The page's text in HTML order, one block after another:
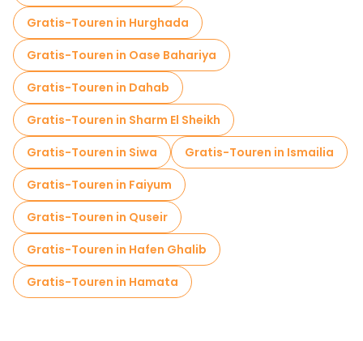
Gratis-Touren in Hurghada
Gratis-Touren in Oase Bahariya
Gratis-Touren in Dahab
Gratis-Touren in Sharm El Sheikh
Gratis-Touren in Siwa
Gratis-Touren in Ismailia
Gratis-Touren in Faiyum
Gratis-Touren in Quseir
Gratis-Touren in Hafen Ghalib
Gratis-Touren in Hamata